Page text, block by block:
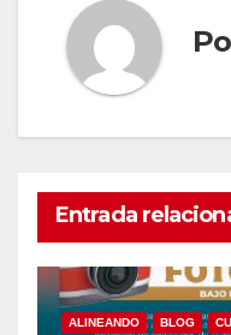
Entrada
ALINEANDO BLOG